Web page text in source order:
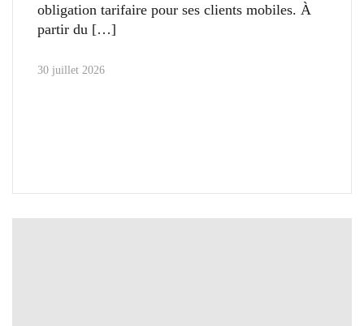
obligation tarifaire pour ses clients mobiles. À
partir du
30 juillet 2026